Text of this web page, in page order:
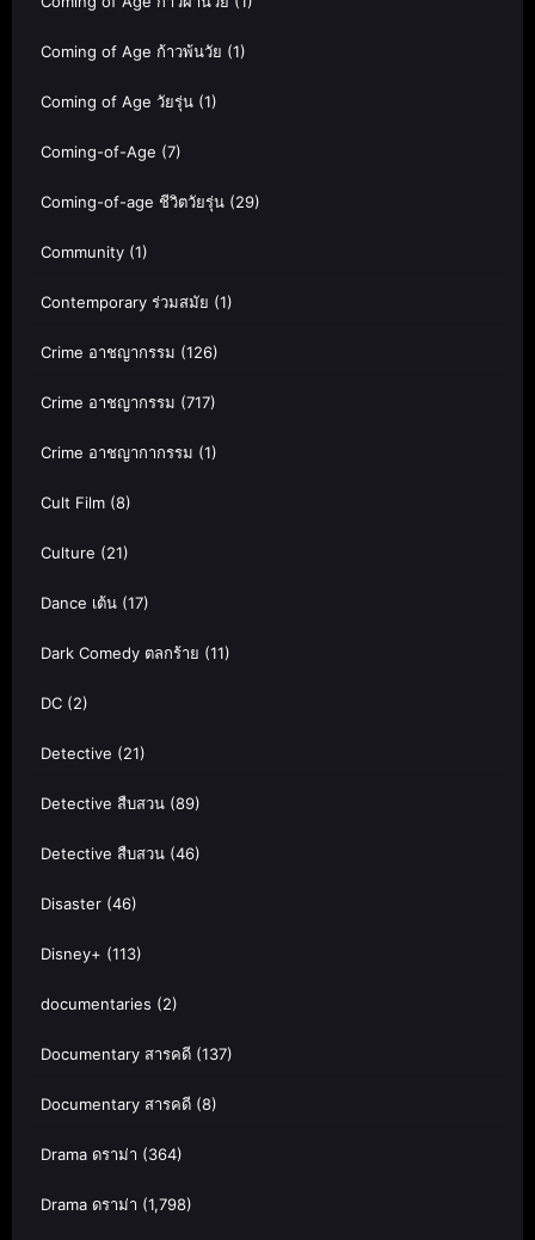
Coming of Age ก้าวพ้นวัย (1)
Coming of Age วัยรุ่น (1)
Coming-of-Age (7)
Coming-of-age ชีวิตวัยรุ่น (29)
Community (1)
Contemporary ร่วมสมัย (1)
Crime อาชญากรรม (126)
Crime อาชญากรรม (717)
Crime อาชญากากรรม (1)
Cult Film (8)
Culture (21)
Dance เต้น (17)
Dark Comedy ตลกร้าย (11)
DC (2)
Detective (21)
Detective สืบสวน (89)
Detective สืบสวน (46)
Disaster (46)
Disney+ (113)
documentaries (2)
Documentary สารคดี (137)
Documentary สารคดี (8)
Drama ดราม่า (364)
Drama ดราม่า (1,798)